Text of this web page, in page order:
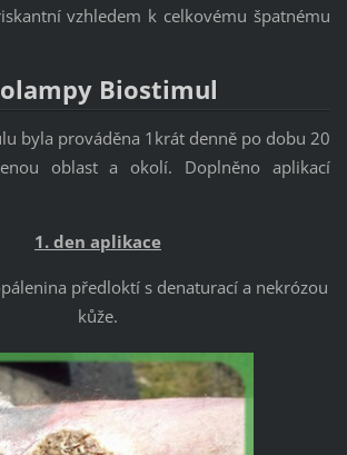
vzhledem k celkovému špatnému
Biostimul
byla prováděna 1krát denně po dobu 20
oblast a okolí. Doplněno aplikací
1. den aplikace
předloktí s denaturací a nekrózou
kůže.